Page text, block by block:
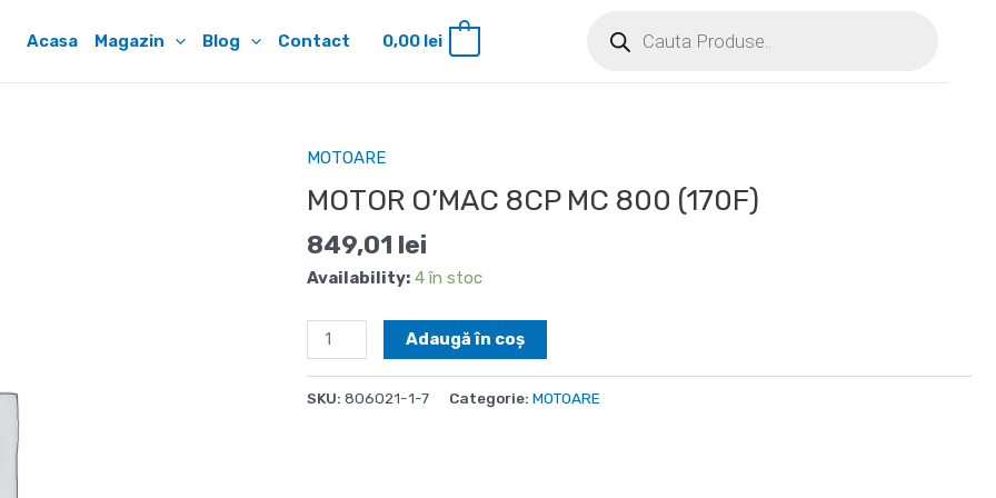
Acasa Magazin Blog Contact 0,00 lei
MOTOARE
MOTOR O’MAC 8CP MC 800 (170F)
849,01 lei
Availability: 4 în stoc
Cantitate
MOTOR
Adaugă în coș
SKU: 806021-1-7 Categorie: MOTOARE